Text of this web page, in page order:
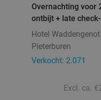
Overnachting voor
ontbijt + late
Hotel Waddengenot
Pieterburen
Verkocht: 2.071
Excl. ca.